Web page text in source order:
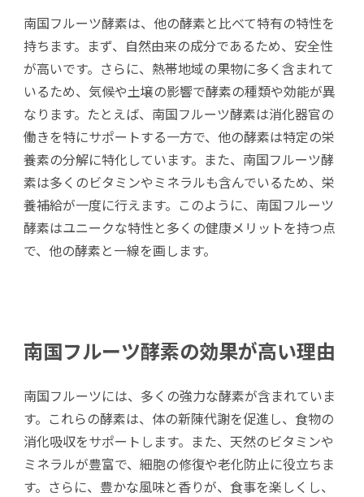
南国フルーツ酵素は、他の酵素と比べて特有の特性を
持ちます。まず、自然由来の成分であるため、安全性
が高いです。さらに、熱帯地域の果物に多く含まれて
いるため、気候や土壌の影響で酵素の種類や効能が異
なります。たとえば、南国フルーツ酵素は消化器官の
働きを特にサポートする一方で、他の酵素は特定の栄
養素の分解に特化しています。また、南国フルーツ酵
素は多くのビタミンやミネラルも含んでいるため、栄
養補給が一度に行えます。このように、南国フルーツ
酵素はユニークな特性と多くの健康メリットを持つ点
で、他の酵素と一線を画します。
南国フルーツ酵素の効果が高い理由
南国フルーツには、多くの強力な酵素が含まれていま
す。これらの酵素は、体の新陳代謝を促進し、食物の
消化吸収をサポートします。また、天然のビタミンや
ミネラルが豊富で、細胞の修復や老化防止に役立ちま
す。さらに、豊かな風味と香りが、食事を楽しくし、